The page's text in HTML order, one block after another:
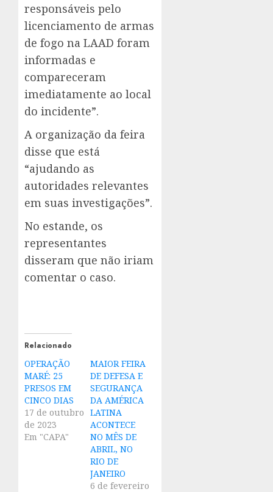
responsáveis pelo
licenciamento de armas
de fogo na LAAD foram
informadas e
compareceram
imediatamente ao local
do incidente”.
A organização da feira
disse que está
“ajudando as
autoridades relevantes
em suas investigações”.
No estande, os
representantes
disseram que não iriam
comentar o caso.
Relacionado
OPERAÇÃO
MARÉ: 25
PRESOS EM
CINCO DIAS
17 de outubro
de 2023
Em "CAPA"
MAIOR FEIRA
DE DEFESA E
SEGURANÇA
DA AMÉRICA
LATINA
ACONTECE
NO MÊS DE
ABRIL, NO
RIO DE
JANEIRO
6 de fevereiro